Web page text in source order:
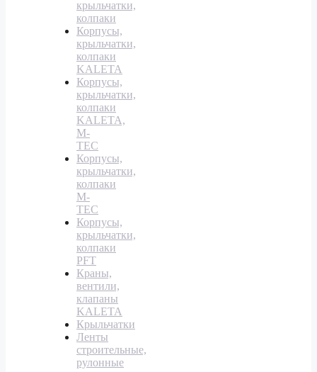
крыльчатки,
колпаки
Корпусы,
крыльчатки,
колпаки
KALETA
Корпусы,
крыльчатки,
колпаки
KALETA,
M-
TEC
Корпусы,
крыльчатки,
колпаки
M-
TEC
Корпусы,
крыльчатки,
колпаки
PFT
Краны,
вентили,
клапаны
KALETA
Крыльчатки
Ленты
строительные,
рулонные